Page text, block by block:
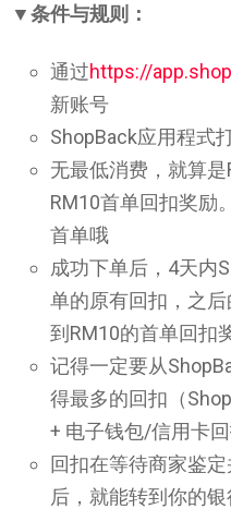
▼条件与规则：
通过https://
新账号
ShopBack应用程式
无最低消费，就算
RM10首单回扣奖励
首单哦
成功下单后，4天内
单的原有回扣，之
到RM10的首单回扣
记得一定要从
得最多的回扣（
+ 电子钱包/信用卡回
回扣在等待商家鉴
后，就能转到你的